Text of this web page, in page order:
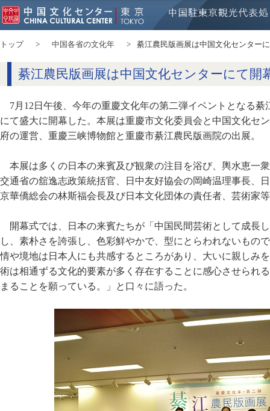
トップ 中国各省の文化年 綦江農民版画展は中国文化センター
綦江農民版画展は中国文化センターにて開
7月12日午後、今年の重慶文化年の第二弾イベントとなる
にて盛大に開幕した。本展は重慶市文化委員会と中国文化セ
府の運営、重慶三峡博物館と重慶市綦江農民版画院の出展。
本展は多くの日本の来賓及び観衆の注目を浴び、輿水恵一
交通省の舘逸志政策統括官、日中友好協会の岡崎温理事長、
京華僑総会の林斯福会長及び日本文化団体の責任者、芸術家
開幕式では、日本の来賓たちが「中国民間芸術として成長
し、素朴さを誇張し、色彩鮮やかで、型にとらわれないもの
情や境地は日本人にも共感するところがあり、大いに親しみ
術は相通ずる文化的要素が多く存在することに感心させられ
まることを願っている。」と口々に語った。